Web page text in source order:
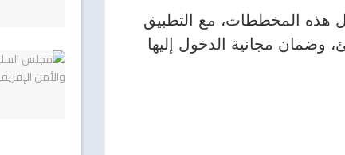
هذه المخططات، مع التطبيق
وضمان مجانية الدخول إليها